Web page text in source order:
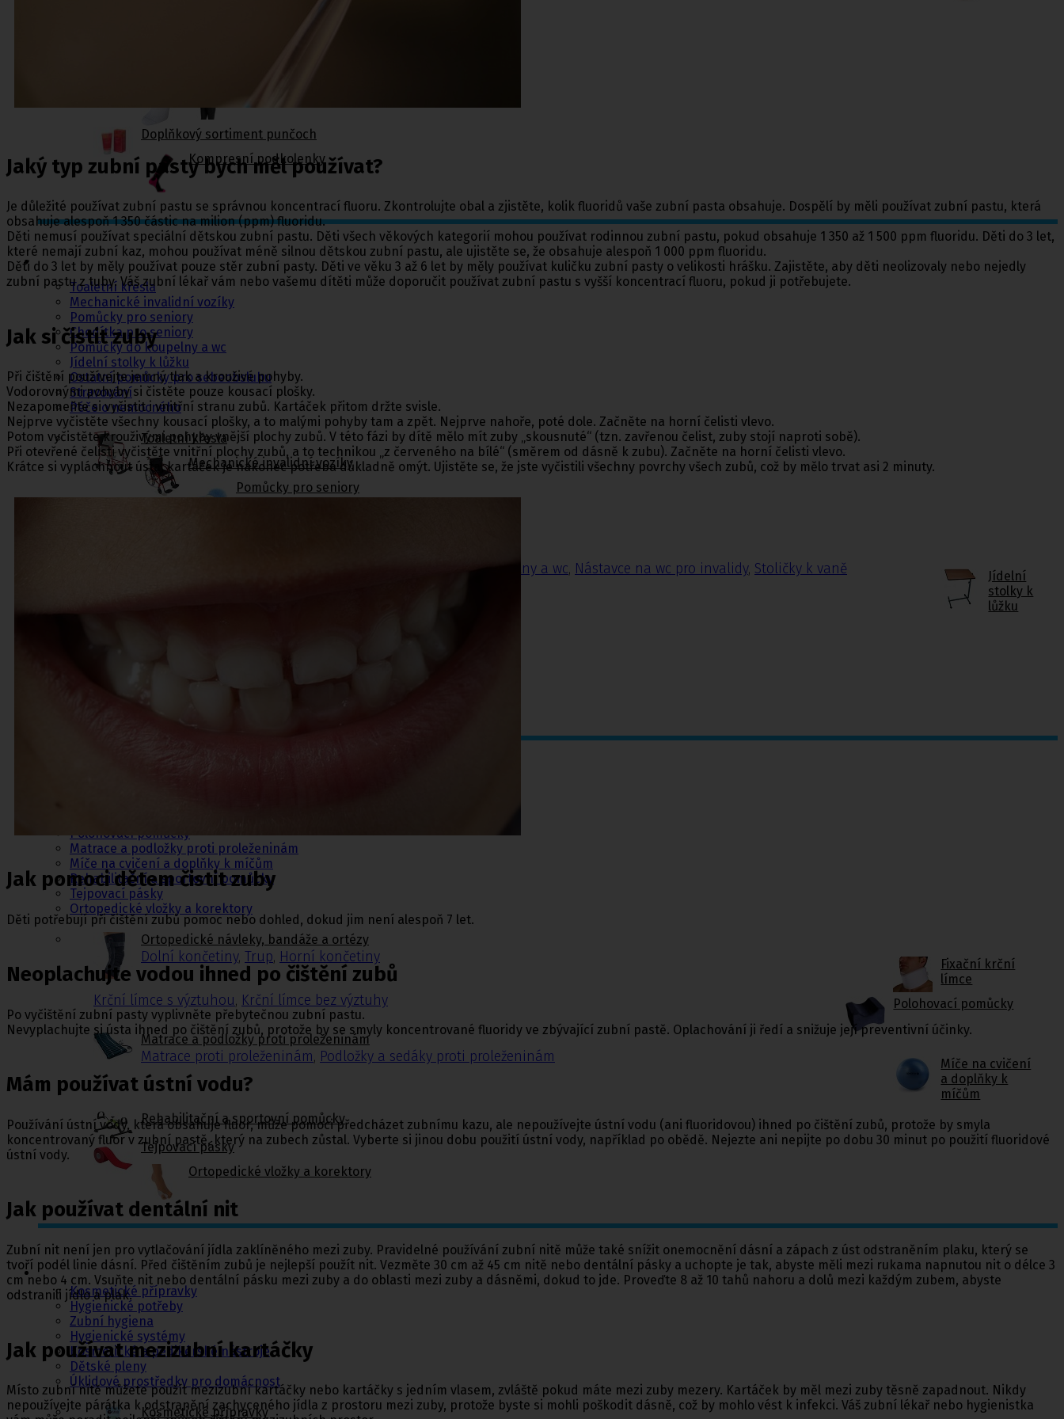
III. kompresivní třída
Doplňkový sortiment punčoch
Kompresní podkolenky
Pomůcky pro
sebeobsluhu
Toaletní křesla
Mechanické invalidní vozíky
Pomůcky pro seniory
Chodítka pro seniory
Pomůcky do koupelny a wc
Jídelní stolky k lůžku
Ostatní pomůcky pro sebeobsluhu
Stravování
Péče o nemocného
Toaletní křesla
Mechanické invalidní vozíky
Pomůcky pro seniory
Madla do koupelny a wc, Nástavce na wc pro invalidy, Stoličky k vaně
Jídelní
stolky k
lůžku
Polohovací pomůcky
Matrace a podložky proti proleženinám
Míče na cvičení a doplňky k míčům
Rehabilitační a sportovní pomůcky
Tejpovací pásky
Ortopedické vložky a korektory
Ortopedické návleky, bandáže a ortézy
Dolní končetiny, Trup, Horní končetiny
Fixační krční
límce
Krční límce s výztuhou, Krční límce bez výztuhy Polohovací pomůcky
Matrace a podložky proti proleženinám
Matrace proti proleženinám, Podložky a sedáky proti proleženinám
Míče na cvičení
a doplňky k
míčům
Rehabilitační a sportovní pomůcky
Tejpovací pásky
Ortopedické vložky a korektory
Kosmetika a
hygiena, Dětské
pleny
Kosmetické přípravky
Hygienické potřeby
Zubní hygiena
Hygienické systémy
Kosmetické a pedikérské nástroje
Dětské pleny
Úklidové prostředky pro domácnost
Kosmetické přípravky
Jaký typ zubní pasty bych měl používat?
Je důležité používat zubní pastu se správnou koncentrací fluoru. Zkontrolujte obal a zjistěte, kolik fluoridů vaše zubní pasta obsahuje. Dospělí by měli používat zubní pastu, která
obsahuje alespoň 1 350 částic na milion (ppm) fluoridu.
Děti nemusí používat speciální dětskou zubní pastu. Děti všech věkových kategorií mohou používat rodinnou zubní pastu, pokud obsahuje 1 350 až 1 500 ppm fluoridu. Děti do 3 let,
které nemají zubní kaz, mohou používat méně silnou dětskou zubní pastu, ale ujistěte se, že obsahuje alespoň 1 000 ppm fluoridu.
Děti do 3 let by měly používat pouze stěr zubní pasty. Děti ve věku 3 až 6 let by měly používat kuličku zubní pasty o velikosti hrášku. Zajistěte, aby děti neolizovaly nebo nejedly
zubní pastu z tuby. Váš zubní lékař vám nebo vašemu dítěti může doporučit používat zubní pastu s vyšší koncentrací fluoru, pokud ji potřebujete.
Jak si čistit zuby
Při čištění používejte jemný tlak a krouživé pohyby.
Vodorovnými pohyby si čistěte pouze kousací plošky.
Nezapomeňte si vyčistit i vnitřní stranu zubů. Kartáček přitom držte svisle.
Nejprve vyčistěte všechny kousací plošky, a to malými pohyby tam a zpět. Nejprve nahoře, poté dole. Začněte na horní čelisti vlevo.
Potom vyčistěte krouživými pohyby vnější plochy zubů. V této fázi by dítě mělo mít zuby „skousnuté“ (tzn. zavřenou čelist, zuby stojí naproti sobě).
Při otevřené čelisti vyčistěte vnitřní plochy zubů, a to technikou „z červeného na bílé“ (směrem od dásně k zubu). Začněte na horní čelisti vlevo.
Krátce si vypláchnout ústa, kartáček je nakonec potřeba důkladně omýt. Ujistěte se, že jste vyčistili všechny povrchy všech zubů, což by mělo trvat asi 2 minuty.
Jak pomoci dětem čistit zuby
Děti potřebují při čištění zubů pomoc nebo dohled, dokud jim není alespoň 7 let.
Neoplachujte vodou ihned po čištění zubů
Po vyčištění zubní pasty vyplivněte přebytečnou zubní pastu.
Nevyplachujte si ústa ihned po čištění zubů, protože by se smyly koncentrované fluoridy ve zbývající zubní pastě. Oplachování ji ředí a snižuje její preventivní účinky.
Mám používat ústní vodu?
Používání ústní vody, která obsahuje fluor, může pomoci předcházet zubnímu kazu, ale nepoužívejte ústní vodu (ani fluoridovou) ihned po čištění zubů, protože by smyla
koncentrovaný fluor v zubní pastě, který na zubech zůstal. Vyberte si jinou dobu použití ústní vody, například po obědě. Nejezte ani nepijte po dobu 30 minut po použití fluoridové
ústní vody.
Jak používat dentální nit
Zubní nit není jen pro vytlačování jídla zaklíněného mezi zuby. Pravidelné používání zubní nitě může také snížit onemocnění dásní a zápach z úst odstraněním plaku, který se
tvoří podél linie dásní. Před čištěním zubů je nejlepší použít nit. Vezměte 30 cm až 45 cm nitě nebo dentální pásky a uchopte je tak, abyste měli mezi rukama napnutou nit o délce 3
cm nebo 4 cm. Vsuňte nit nebo dentální pásku mezi zuby a do oblasti mezi zuby a dásněmi, dokud to jde. Proveďte 8 až 10 tahů nahoru a dolů mezi každým zubem, abyste
odstranili jídlo a plak.
Jak používat mezizubní kartáčky
Místo zubní nitě můžete použít mezizubní kartáčky nebo kartáčky s jedním vlasem, zvláště pokud máte mezi zuby mezery. Kartáček by měl mezi zuby těsně zapadnout. Nikdy
nepoužívejte párátka k odstranění zachyceného jídla z prostoru mezi zuby, protože byste si mohli poškodit dásně, což by mohlo vést k infekci. Váš zubní lékař nebo hygienistka